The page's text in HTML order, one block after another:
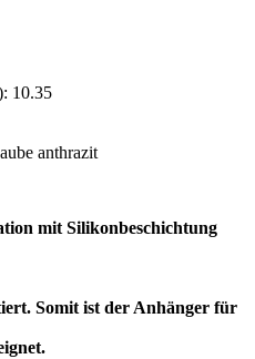
10.35
anthrazit
mit Silikonbeschichtung
Somit ist der Anhänger für